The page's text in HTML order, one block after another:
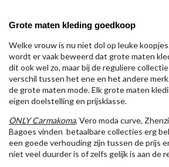
Grote maten kleding goedkoop
Welke vrouw is nu niet dol op leuke
wordt er vaak beweerd dat grote maten
dit ook wel zo, maar bij de reguliere
verschil tussen het ene en het andere
de grote maten mode. Elk grote maten
eigen doelstelling en prijsklasse.
ONLY Carmakoma, Vero moda curve,
Bagoes vinden betaalbare collecties erg
een goede verhouding zijn tussen de prijs
niet veel duurder is of zelfs gelijk is aan de